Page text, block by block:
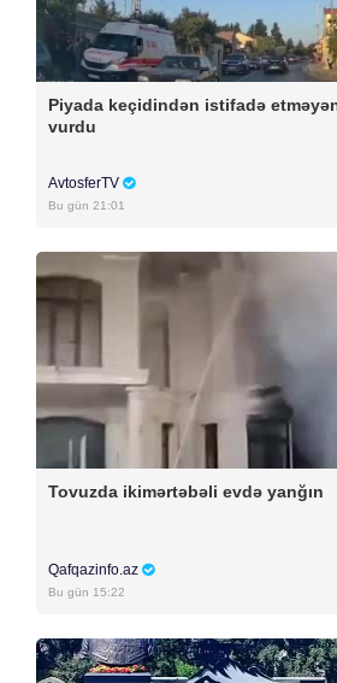
Piyada keçidindən istifadə
vurdu
AvtosferTV
Bu gün 21:01
Tovuzda ikimərtəbəli evdə yanğın
Qafqazinfo.az
Bu gün 15:22